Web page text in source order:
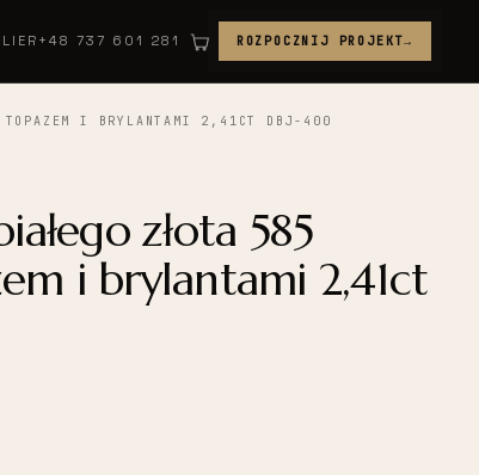
+48 737 601 281 ROZPOCZNIJ PROJEKT→
I BRYLANTAMI 2,41CT DBJ-400
złota 585
i brylantami 2,41ct